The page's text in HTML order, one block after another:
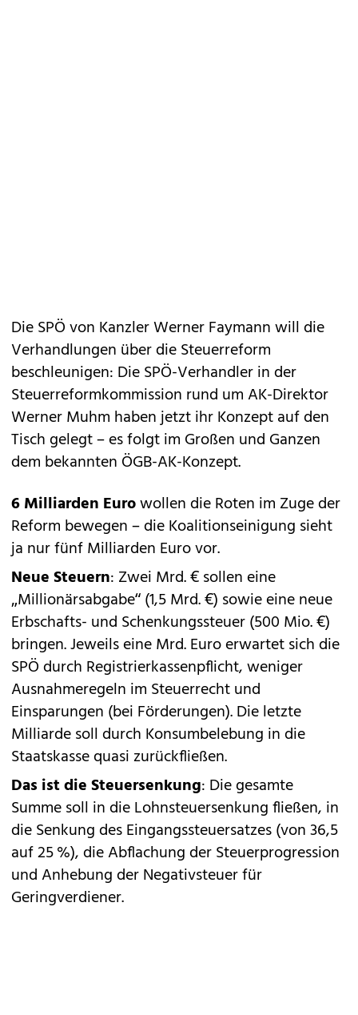
Die SPÖ von Kanzler Werner Faymann will die
Verhandlungen über die Steuerreform
beschleunigen: Die SPÖ-Verhandler in der
Steuerreformkommission rund um AK-Direktor
Werner Muhm haben jetzt ihr Konzept auf den
Tisch gelegt – es folgt im Großen und Ganzen
dem bekannten ÖGB-AK-Konzept.
6 Milliarden Eurowollen die Roten im Zuge der
Reform bewegen – die Koalitionseinigung sieht
ja nur fünf Milliarden Euro vor.
Neue Steuern: Zwei Mrd. € sollen eine
„Millionärsabgabe“ (1,5 Mrd. €) sowie eine neue
Erbschafts- und Schenkungssteuer (500 Mio. €)
bringen. Jeweils eine Mrd. Euro erwartet sich die
SPÖ durch Registrierkassenpflicht, weniger
Ausnahmeregeln im Steuerrecht und
Einsparungen (bei Förderungen). Die letzte
Milliarde soll durch Konsumbelebung in die
Staatskasse quasi zurückfließen.
Das ist die Steuersenkung: Die gesamte
Summe soll in die Lohnsteuersenkung fließen, in
die Senkung des Eingangssteuersatzes (von 36,5
auf 25 %), die Abflachung der Steuerprogression
und Anhebung der Negativsteuer für
Geringverdiener.